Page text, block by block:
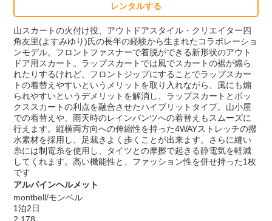
レンタルする
山スカートの火付け役、アウトドアスタイル・クリエイター四
角友里(よすみゆり)氏の長年の経験から生まれたコラボレーショ
ンモデル。フロントファスナーで着脱ができる新形状のアウト
ドア用スカート。ラップスカートでは風でスカートの裾が煽ら
れたりするけれど、フロントジップにすることでラップスカー
トの着替えやすいというメリットを取り入れながら、風にも煽
られやすいというデメリットを解消し、ラップスカートとボッ
クススカートの利点を融合させたハイブリットタイプ。山小屋
での着替えや、雨天時のレインパンツへの着替えもスムーズに
行えます。縦横両方向への伸縮性を持った4WAYストレッチの撥
水素材を採用し、足裁きよく歩くことが出来ます。さらに縫い
糸には制電糸を使用し、タイツとの摩擦で起きる静電気を軽減
してくれます。高い機能性と、ファッション性を併せ持った1枚
です
アルパインヘルメット
montbell/モンベル
1泊2日